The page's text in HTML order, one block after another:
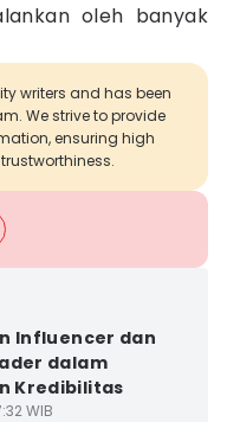
oleh banyak
writers and has been
We strive to provide
ensuring high
Influencer dan
dalam
Kredibilitas
WIB